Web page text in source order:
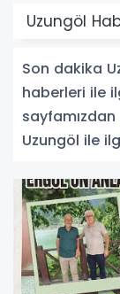
Uzungöl
Son dakika
haberleri ile
Uzungöl ile